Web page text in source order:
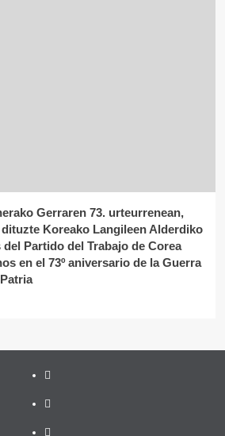
Gerraren 73. urteurrenean,
Koreako Langileen Alderdiko
Partido del Trabajo de Corea
en el 73º aniversario de la Guerra
Twitter
YouTube
Telegram